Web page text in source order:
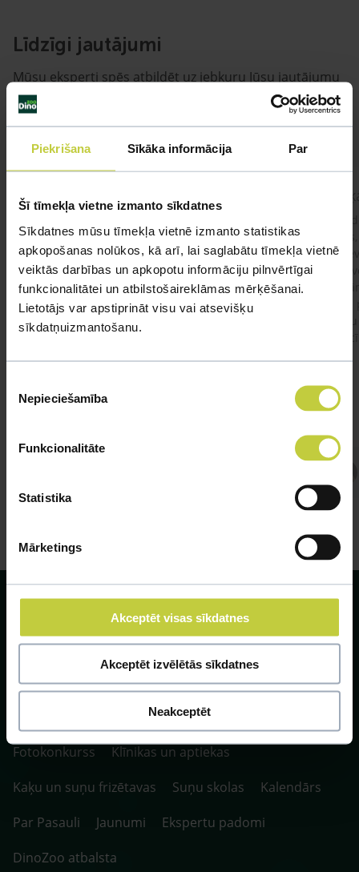
Piekrišana Sīkāka informācija Par
Šī tīmekļa vietne izmanto sīkdatnes
Sīkdatnes mūsu tīmekļa vietnē izmanto statistikas
apkopošanas nolūkos, kā arī, lai saglabātu tīmekļa vietnē
veiktās darbības un apkopotu informāciju pilnvērtīgai
funkcionalitātei un atbilstošaireklāmas mērķēšanai.
Lietotājs var apstiprināt visu vai atsevišķu
sīkdatņuizmantošanu.
izvēle
Nepieciešamība
Funkcionalitāte
Statistika
Mārketings
Akceptēt visas sīkdatnes
Akceptēt izvēlētās sīkdatnes
Neakceptēt
Līdzīgi jautājumi
Mūsu eksperti spēs atbildēt uz jebkuru Jūsu jautājumu
garnelēm kārbiņās apakšā.Kādas sekas varētu
būt?Kā kaķis varētu reağēt...Ko darīt?
#kakis #apedis #plevi
SIA ZOO Centrs, LV40003622166,
Vienības gatve 109, Rīga, Latvija, LV-1058.
Fotokonkurss
Klīnikas un aptiekas
Kaķu un suņu frizētavas
Suņu skolas
Kalendārs
Par Pasauli
Jaunumi
Ekspertu padomi
DinoZoo atbalsta